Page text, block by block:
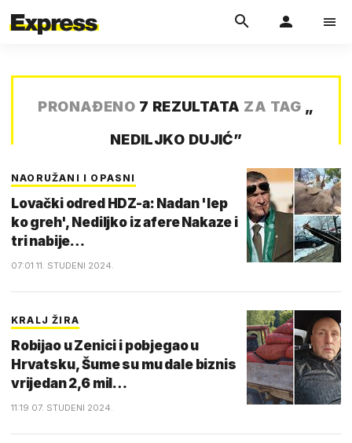
PRONAĐENO 7 REZULTATA ZA TAG „
NEDILJKO DUJIĆ”
NAORUŽANI I OPASNI
Lovački odred HDZ-a: Nadan 'lep
ko greh', Nediljko iz afere Nakaze i
tri nabije…
07:01 11. STUDENI 2024.
KRALJ ŽIRA
Robijao u Zenici i pobjegao u
Hrvatsku, Šume su mu dale biznis
vrijedan 2,6 mil…
11:19 07. STUDENI 2024.